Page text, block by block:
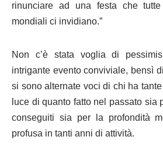
rinunciare ad una festa che
mondiali ci invidiano.”
Non c’è stata voglia di
intrigante evento conviviale, bensì
si sono alternate voci di chi ha
luce di quanto fatto nel passato sia
conseguiti sia per la profondità
profusa in tanti anni di attività.